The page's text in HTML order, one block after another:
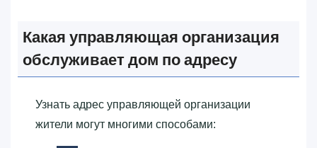
Какая управляющая организация
обслуживает дом по адресу
Узнать адрес управляющей организации
жители могут многими способами: